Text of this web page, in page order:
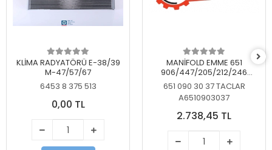
KLİMA RADYATÖRÜ E-38/39
M-47/57/67
6453 8 375 513
0,00 TL
MANİFOLD EMME 651
906/447/205/212/246
KELEBEKSİZ
651 090 30 37 TACLAR
A6510903037
2.738,45 TL